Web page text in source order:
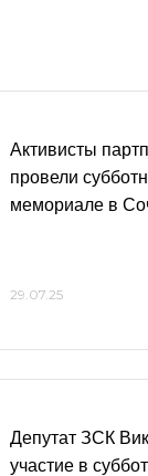
Активисты
провели
мемориале в
29.07.25
Депутат ЗСК
участие в